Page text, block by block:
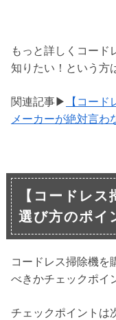
もっと詳しくコード
知りたい！という方
関連記事▶
【コー
メーカーが絶対言わ
【コードレ
選び方のポイ
コードレス掃除機を
べきかチェックポイ
チェックポイントは